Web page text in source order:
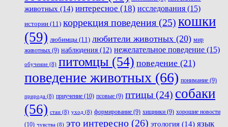
животных (14) интересное (18) исследования (15)
истории (11) коррекция поведения (25) кошки
(59) любимцы (11) любители животных (20) мир
животных (9) наблюдения (12) нежелательное поведение (15)
обучение (8) питомцы (54) поведение (21)
поведение животных (66) понимание (9)
природа (8) приучение (10) псовые (9) птицы (24) собаки
(56) стаи (8) уход (8) формирование (9) хищники (9) хорошие новости
(10) чувства (8) это интересно (26) этология (14) язык